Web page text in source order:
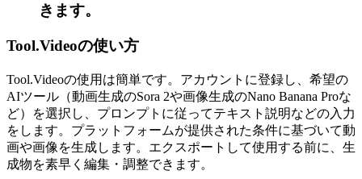
きます。
Tool.Videoの使い方
Tool.Videoの使用は簡単です。アカウントに登録し、希望の
AIツール（動画生成のSora 2や画像生成のNano Banana Proな
ど）を選択し、プロンプトに従ってテキスト説明などの入力
をします。プラットフォームが提供された条件に基づいて動
画や画像を生成します。エクスポートして使用する前に、生
成物を素早く編集・調整できます。